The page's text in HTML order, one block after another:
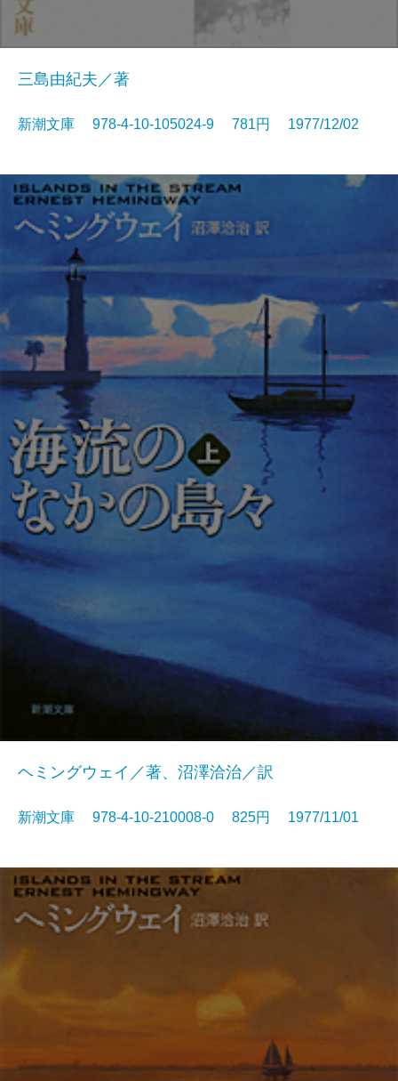
三島由紀夫／著
新潮文庫 978-4-10-105024-9 781円 1977/12/02
ヘミングウェイ／著、沼澤洽治／訳
新潮文庫 978-4-10-210008-0 825円 1977/11/01